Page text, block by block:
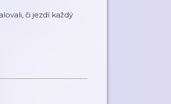
či jezdí každý